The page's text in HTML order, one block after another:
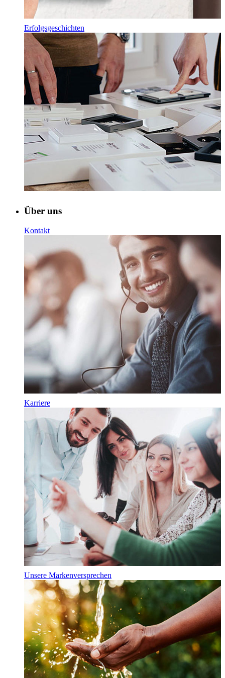
Erfolgsgeschichten
Über uns
Kontakt
Karriere
Unsere Markenversprechen